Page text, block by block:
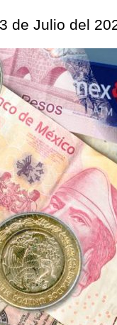
de Julio del